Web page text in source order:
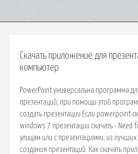
Скачать приложение для
компьютер
PowerPoint универсальна программа
презентаций, при помощи этой
создать презентации Если powerpoint
windows 7 презентации скачать - Need
улицам или с презентациями, из
создания презентаций. Как скачать